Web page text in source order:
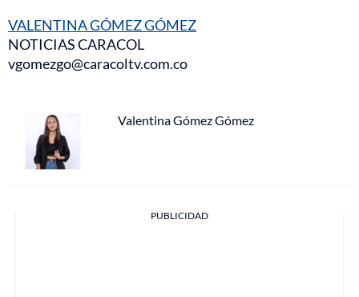
VALENTINA GÓMEZ GÓMEZ
NOTICIAS CARACOL
vgomezgo@caracoltv.com.co
Valentina Gómez Gómez
PUBLICIDAD